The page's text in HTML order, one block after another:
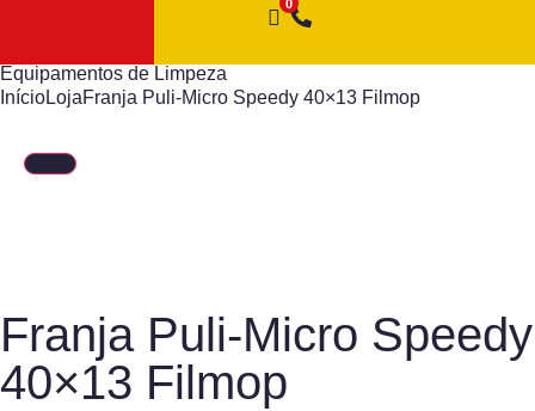
Equipamentos de Limpeza
InícioLojaFranja Puli-Micro Speedy 40×13 Filmop
Franja Puli-Micro Speedy
40×13 Filmop